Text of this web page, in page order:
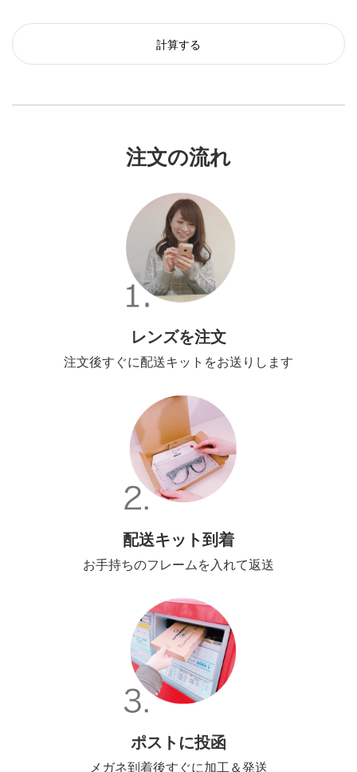
計算する
注文の流れ
レンズを注文
注文後すぐに配送キットをお送りします
配送キット到着
お手持ちのフレームを入れて返送
ポストに投函
メガネ到着後すぐに加工＆発送